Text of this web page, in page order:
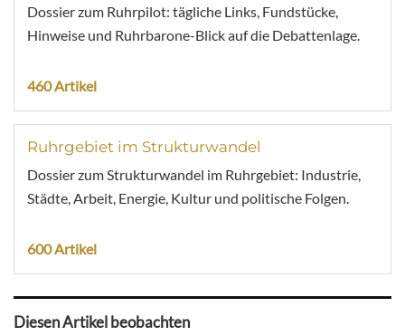
Dossier zum Ruhrpilot: tägliche Links, Fundstücke,
Hinweise und Ruhrbarone-Blick auf die Debattenlage.
460 Artikel
Ruhrgebiet im Strukturwandel
Dossier zum Strukturwandel im Ruhrgebiet: Industrie,
Städte, Arbeit, Energie, Kultur und politische Folgen.
600 Artikel
Diesen Artikel beobachten